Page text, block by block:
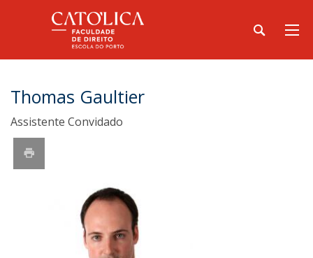
Thomas Gaultier
Assistente Convidado